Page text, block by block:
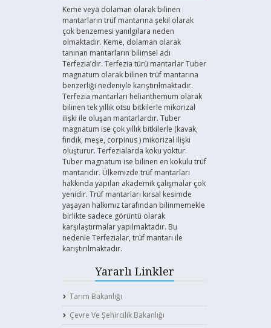
Keme veya dolaman olarak bilinen
mantarların trüf mantarına şekil olarak
çok benzemesi yanılgılara neden
olmaktadır. Keme, dolaman olarak
tanınan mantarların bilimsel adı
Terfezia’dır. Terfezia türü mantarlar Tuber
magnatum olarak bilinen trüf mantarına
benzerliği nedeniyle karıştırılmaktadır.
Terfezia mantarları helianthemum olarak
bilinen tek yıllık otsu bitkilerle mikorizal
ilişki ile oluşan mantarlardır. Tuber
magnatum ise çok yıllık bitkilerle (kavak,
fındık, meşe, corpinus ) mikorizal ilişki
oluşturur. Terfezialarda koku yoktur.
Tuber magnatum ise bilinen en kokulu trüf
mantarıdır. Ülkemizde trüf mantarları
hakkında yapılan akademik çalışmalar çok
yenidir. Trüf mantarları kırsal kesimde
yaşayan halkımız tarafından bilinmemekle
birlikte sadece görüntü olarak
karşılaştırmalar yapılmaktadır. Bu
nedenle Terfezialar, trüf mantarı ile
karıştırılmaktadır.
Yararlı Linkler
Tarım Bakanlığı
Çevre Ve Şehircilik Bakanlığı